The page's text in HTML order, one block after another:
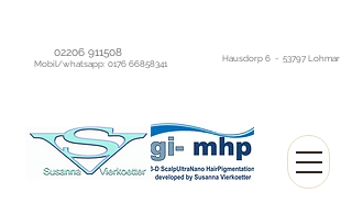
02206 911508
Mobil/whatsapp: 0176 66858341 Hausdorp 6 - 53797 Lohmar